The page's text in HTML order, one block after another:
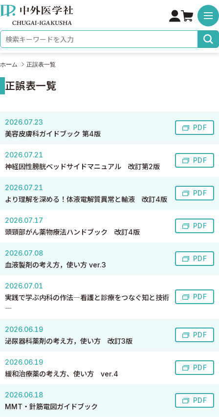
株式会社 中外医学社
検索キーワード
ホーム 正誤表一覧
正誤表一覧
2026.07.23
美容皮膚科ガイドブック 第4版
PDF
2026.07.21
神経因性膀胱ベッドサイドマニュアル 改訂第2版
PDF
2026.07.21
より理解を深める！体液電解質異常と輸液 改訂4版
PDF
2026.07.17
頭頸部がん薬物療法ハンドブック 改訂4版
PDF
2026.07.08
血液製剤の考え方，使い方 ver.3
PDF
2026.07.01
実践で学ぶ内科の作法―看護と診療をつなぐ知と技術
―
PDF
2026.06.19
泌尿器科薬剤の考え方，使い方 改訂3版
PDF
2026.06.19
緩和治療薬の考え方、使い方 ver.4
PDF
2026.06.18
MMT・針筋電図ガイドブック
PDF